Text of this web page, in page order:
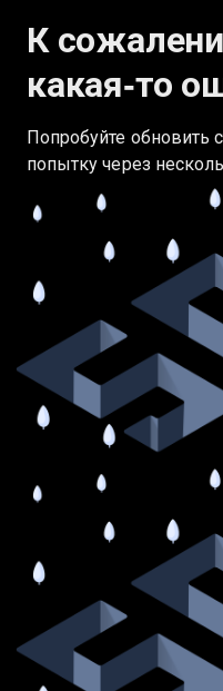
К
какая‑то
Попробуйте обновить
попытку через